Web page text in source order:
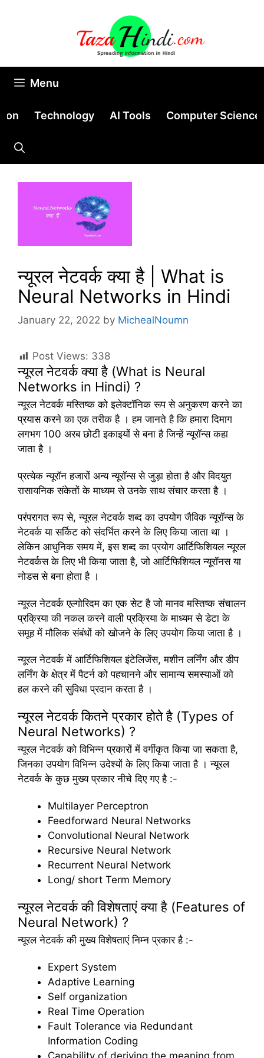
Menu
Technology AI Tools Computer Science
न्यूरल नेटवर्क क्या है | What is
Neural Networks in Hindi
January 22, 2022 by MichealNoumn
Post Views: 338
न्यूरल नेटवर्क क्या है (What is Neural
Networks in Hindi) ?
न्यूरल नेटवर्क मस्तिष्क को इलेक्टॉनिक रूप से अनुकरण करने का
प्रयास करने का एक तरीक है । हम जानते है कि हमारा दिमाग
लगभग 100 अरब छोटी इकाइयों से बना है जिन्हें न्यूरॉन्स कहा
जाता है ।
प्रत्येक न्यूरॉन हजारों अन्य न्यूरॉन्स से जुड़ा होता है और विदयुत
रासायनिक संकेतों के माध्यम से उनके साथ संचार करता है ।
परंपरागत रूप से, न्यूरल नेटवर्क शब्द का उपयोग जैविक न्यूरॉन्स के
नेटवर्क या सर्किट को संदर्भित करने के लिए किया जाता था ।
लेकिन आधुनिक समय में, इस शब्द का प्रयोग आर्टिफिशियल न्यूरल
नेटवर्कस के लिए भी किया जाता है, जो आर्टिफिशियल न्यूरॉनस या
नोडस से बना होता है ।
न्यूरल नेटवर्क एल्गोरिदम का एक सेट है जो मानव मस्तिष्क संचालन
प्रक्रिया की नकल करने वाली प्रक्रिया के माध्यम से डेटा के
समूह में मौलिक संबंधों को खोजने के लिए उपयोग किया जाता है ।
न्यूरल नेटवर्क में आर्टिफिशियल इंटेलिजेंस, मशीन लर्निंग और डीप
लर्निंग के क्षेत्र में पैटर्न को पहचानने और सामान्य समस्याओं को
हल करने की सुविधा प्रदान करता है ।
न्यूरल नेटवर्क कितने प्रकार होते है (Types of
Neural Networks) ?
न्यूरल नेटवर्क को विभिन्न प्रकारों में वर्गीकृत किया जा सकता है,
जिनका उपयोग विभिन्न उदेश्यों के लिए किया जाता है । न्यूरल
नेटवर्क के कुछ मुख्य प्रकार नीचे दिए गए है :-
Multilayer Perceptron
Feedforward Neural Networks
Convolutional Neural Network
Recursive Neural Network
Recurrent Neural Network
Long/ short Term Memory
न्यूरल नेटवर्क की विशेषताएं क्या है (Features of
Neural Network) ?
न्यूरल नेटवर्क की मुख्य विशेषताएं निम्न प्रकार है :-
Expert System
Adaptive Learning
Self organization
Real Time Operation
Fault Tolerance via Redundant
Information Coding
Capability of deriving the meaning from